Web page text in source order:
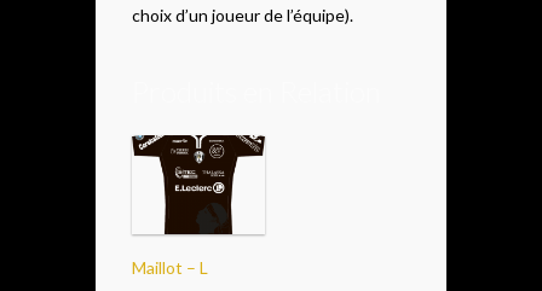
choix d’un joueur de l’équipe).
Maillot – L